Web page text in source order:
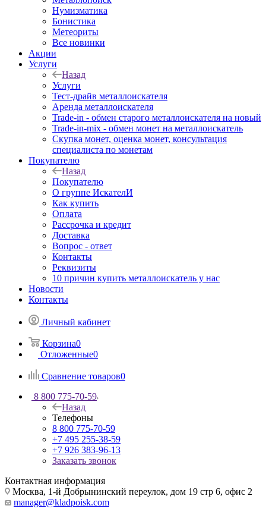
Нумизматика
Бонистика
Метеориты
Все новинки
Акции
Услуги
Назад
Услуги
Тест-драйв металлоискателя
Аренда металлоискателя
Trade-in - обмен старого металлоискателя на новый
Trade-in-mix - обмен монет на металлоискатель
Скупка монет, оценка монет, консультация
специалиста по монетам
Покупателю
Назад
Покупателю
О группе ИскателИ
Как купить
Оплата
Рассрочка и кредит
Доставка
Вопрос - ответ
Контакты
Реквизиты
10 причин купить металлоискатель у нас
Новости
Контакты
Личный кабинет
Корзина0
Отложенные0
Сравнение товаров0
8 800 775-70-59
Назад
Телефоны
8 800 775-70-59
+7 495 255-38-59
+7 926 383-96-13
Заказать звонок
Контактная информация
Москва, 1-й Добрынинский переулок, дом 19 стр 6, офис 2
manager@kladpoisk.com